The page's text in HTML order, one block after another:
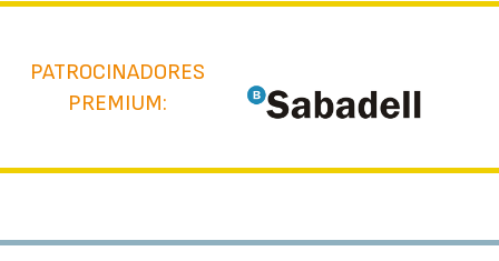
PATROCINADORES
PREMIUM: